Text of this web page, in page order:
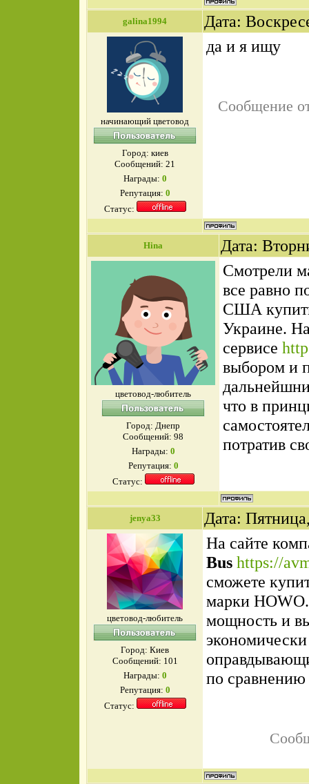
galina1994 Дата:
начинающий цветовод
Город: киев
Сообщений: 21
Награды: 0
Репутация: 0
Статус:
да и я ищу
Сообщение
Hina Дата:
цветовод-любитель
Город: Днепр
Сообщений: 98
Награды: 0
Репутация: 0
Статус:
Смотрели
все равно
США купить
Украине.
сервисе
выбором и
что в
потратив
jenya33 Дата:
цветовод-любитель
Город: Киев
Сообщений: 101
Награды: 0
Репутация: 0
Статус:
На сайте
Bus https://
сможете
марки
мощность и
по